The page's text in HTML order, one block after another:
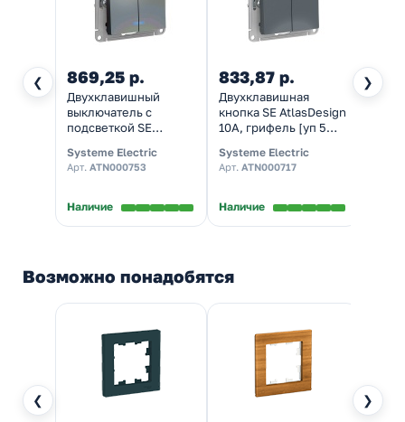
❮ ❯
869,25 р.
Двухклавишный
выключатель с
подсветкой SE
грифель [уп 10 шт]
Systeme Electric
Арт. ATN000753
Наличие
833,87 р.
Двухклавишная
кнопка SE AtlasDesign
10A, грифель [уп 5
Systeme Electric
Арт. ATN000717
Наличие
Возможно понадобятся
❮ ❯